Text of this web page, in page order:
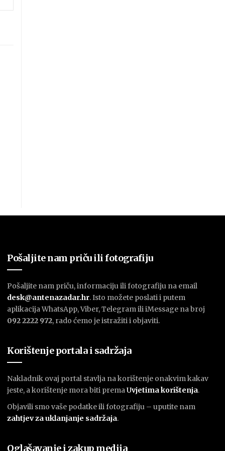
Pošaljite nam priču ili fotografiju
Pošaljite nam priču, informaciju ili fotografiju na email
desk@antenazadar.hr. Isto možete poslati i putem
aplikacija WhatsApp, Viber, Telegram ili iMessage na broj
092 2222 972, rado ćemo je istražiti i objaviti.
Korištenje portala i sadržaja
Nakladnik ovaj portal stavlja na korištenje onakvim kakav
jeste, a korištenje mora biti premaUvjetima korištenja.
Objavili smo vaše podatke ili fotografiju – uputite nam
zahtjev za uklanjanje sadržaja.
Oglašavanje i zakup medija